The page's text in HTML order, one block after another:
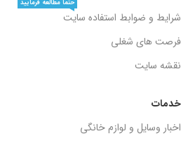
خدمات
اخبار وسایل و لوازم خانگی
شرایط و ضوابط استفاده سایت
حتما مطالعه فرمایید
فرصت های شغلی
نقشه سایت